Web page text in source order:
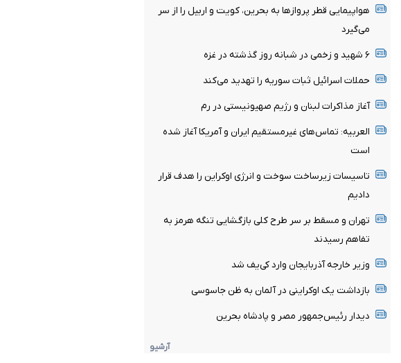
هواپیمایی قطر پروازها به بحرین، کویت و اربیل را از سر
می‌گیرد
۶ شهید و زخمی در شبانه روز گذشته در غزه
حملات اسرائیل ثبات سوریه را تهدید می‌کند
آغاز مذاکرات لبنان و رژیم صهیونیستی در رم
العربیه: تماس‌های غیرمستقیم ایران و آمریکا آغاز شده
است
تاسیسات زیرساخت سوخت و انرژی اوکراین را هدف قرار
دادیم
تهران و مسقط بر سر طرح کلی بازگشایی تنگه هرمز به
تفاهم رسیدند
وزیر خارجه آذربایجان وارد کی‌یف شد
بازداشت یک اوکراینی در آلمان به ظن جاسوسی
دیدار رئیس‌جمهور مصر و پادشاه بحرین
آرشیو